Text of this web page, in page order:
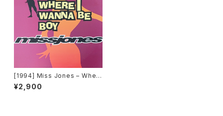
[1994] Miss Jones – Wher
e I Wanna Be Boy [StepSun
Music Entertainment]
¥2,900